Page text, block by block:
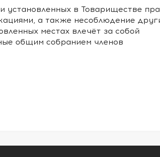
установленных в Товариществе
а также несоблюдение
местах влечёт за собой
общим собранием членов